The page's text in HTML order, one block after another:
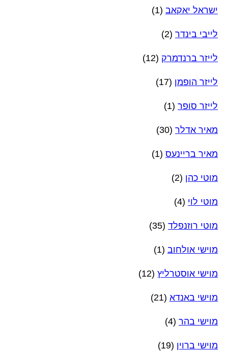
ישראל יאקאב (1)
לייבי בינדר (2)
לייזר ברנדמרק (12)
לייזר הופמן (17)
לייזר סופר (1)
מאיר אדלר (30)
מאיר בריינעס (1)
מוטי כהן (2)
מוטי לוי (4)
מוטי רוזנפלד (35)
מוישי אולחוב (1)
מוישי אוסטרליץ (12)
מוישי באנדא (21)
מוישי בהר (4)
מוישי ברוין (19)